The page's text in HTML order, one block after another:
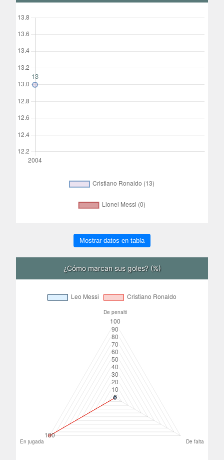
Mostrar datos en tabla
¿Cómo marcan sus goles? (%)